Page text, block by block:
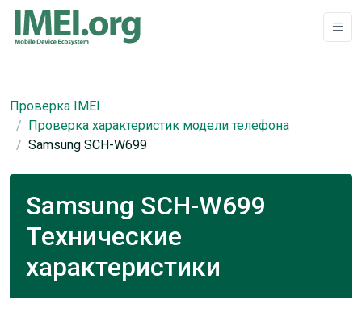
Проверка IMEI
Проверка характеристик модели телефона
Samsung SCH-W699
Samsung SCH-W699
Технические
характеристики